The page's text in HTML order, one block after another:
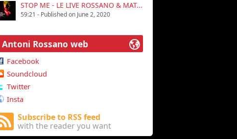
STOP ME - LE LIVE ROSSANO & MAT...
59:21 - Published on June 2, 2020
Antoni Rossano web
Facebook
Soundcloud
Twitter
Insta
Subscribe to RSS feed
with the reader you want